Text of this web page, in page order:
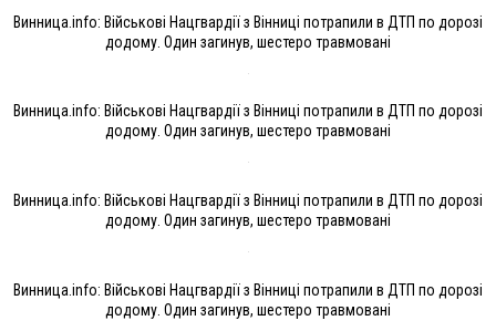
Винница.info: Військові Нацгвардії з Вінниці потрапили в ДТП по дорозі
додому. Один загинув, шестеро травмовані
Винница.info: Військові Нацгвардії з Вінниці потрапили в ДТП по дорозі
додому. Один загинув, шестеро травмовані
Винница.info: Військові Нацгвардії з Вінниці потрапили в ДТП по дорозі
додому. Один загинув, шестеро травмовані
Винница.info: Військові Нацгвардії з Вінниці потрапили в ДТП по дорозі
додому. Один загинув, шестеро травмовані